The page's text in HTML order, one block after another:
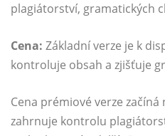
plagiátorství, gramatických
Cena: Základní verze je k
kontroluje obsah a zjišťuje
Cena prémiové verze začíná
zahrnuje kontrolu